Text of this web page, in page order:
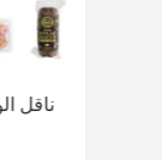
ناقل